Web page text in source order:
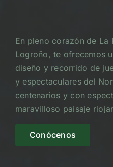
En pleno corazón de La
Logroño, te ofrecemos
diseño y recorrido de
y espectaculares del
centenarios y con
maravilloso paisaje
Conócenos